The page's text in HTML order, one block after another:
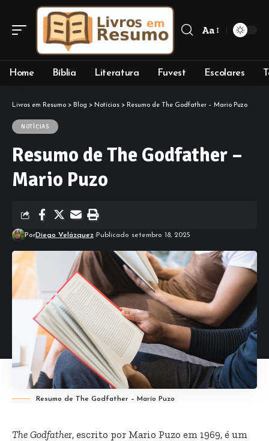
Font
Aa
Home Bíblia Literatura Fuvest Escolares
Livros em Resumo > Blog > Notícias > Resumo de The Godfather – Mario Puzo
NOTÍCIAS
Resumo de The Godfather –
Mario Puzo
PorDiego Velázquez Publicado setembro 18, 2025
Resumo de The Godfather – Mario Puzo
The Godfather, escrito por Mario Puzo em 1969, é um